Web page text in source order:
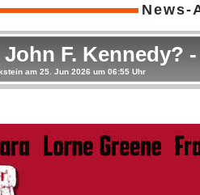
News-
F. Kennedy?
am 25. Jun 2026 um 06:55 Uhr